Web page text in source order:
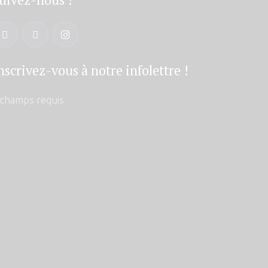
vous à notre infolettre !
champs requis